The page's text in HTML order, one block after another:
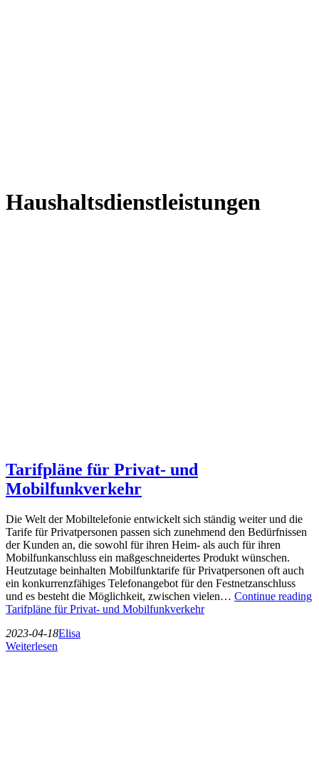
Haushaltsdienstleistungen
Tarifpläne für Privat- und
Mobilfunkverkehr
Die Welt der Mobiltelefonie entwickelt sich ständig weiter und die
Tarife für Privatpersonen passen sich zunehmend den Bedürfnissen
der Kunden an, die sowohl für ihren Heim- als auch für ihren
Mobilfunkanschluss ein maßgeschneidertes Produkt wünschen.
Heutzutage beinhalten Mobilfunktarife für Privatpersonen oft auch
ein konkurrenzfähiges Telefonangebot für den Festnetzanschluss
und es besteht die Möglichkeit, zwischen vielen… Continue reading
Tarifpläne für Privat- und Mobilfunkverkehr
2023-04-18Elisa
Weiterlesen